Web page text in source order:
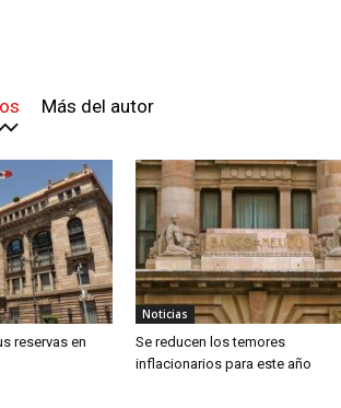
Más del autor
reservas en
Noticias
Se reducen los temores
inflacionarios para este año